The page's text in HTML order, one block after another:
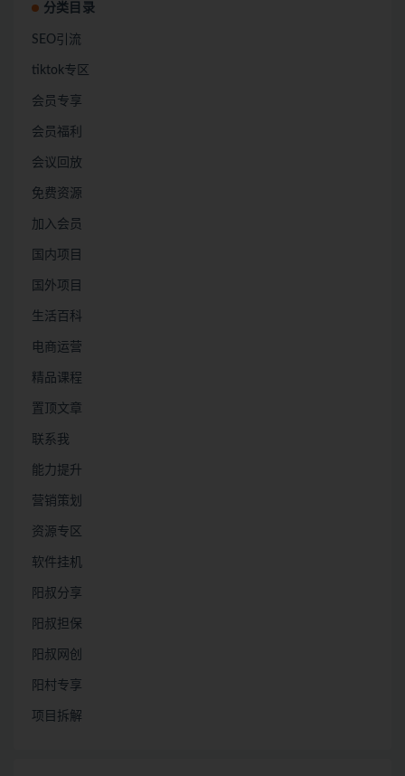
分类目录
SEO引流
tiktok专区
会员专享
会员福利
会议回放
免费资源
加入会员
国内项目
国外项目
生活百科
电商运营
精品课程
置顶文章
联系我
能力提升
营销策划
资源专区
软件挂机
阳叔分享
阳叔担保
阳叔网创
阳村专享
项目拆解